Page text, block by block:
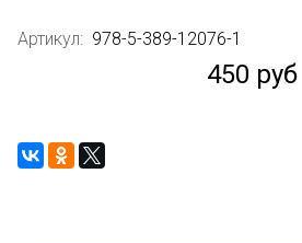
Артикул: 978-5-389-12076-1
450 руб